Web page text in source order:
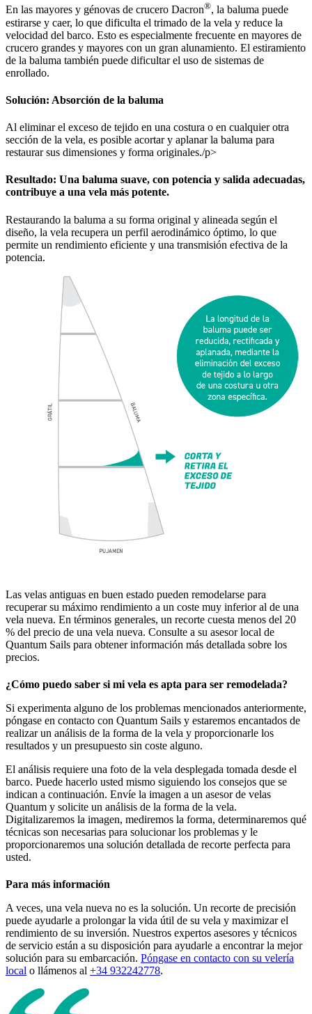
En las mayores y génovas de crucero Dacron®, la baluma puede
estirarse y caer, lo que dificulta el trimado de la vela y reduce la
velocidad del barco. Esto es especialmente frecuente en mayores de
crucero grandes y mayores con un gran alunamiento. El estiramiento
de la baluma también puede dificultar el uso de sistemas de
enrollado.
Solución: Absorción de la baluma
Al eliminar el exceso de tejido en una costura o en cualquier otra
sección de la vela, es posible acortar y aplanar la baluma para
restaurar sus dimensiones y forma originales./p>
Resultado: Una baluma suave, con potencia y salida adecuadas,
contribuye a una vela más potente.
Restaurando la baluma a su forma original y alineada según el
diseño, la vela recupera un perfil aerodinámico óptimo, lo que
permite un rendimiento eficiente y una transmisión efectiva de la
potencia.
Las velas antiguas en buen estado pueden remodelarse para
recuperar su máximo rendimiento a un coste muy inferior al de una
vela nueva. En términos generales, un recorte cuesta menos del 20
% del precio de una vela nueva. Consulte a su asesor local de
Quantum Sails para obtener información más detallada sobre los
precios.
¿Cómo puedo saber si mi vela es apta para ser remodelada?
Si experimenta alguno de los problemas mencionados anteriormente,
póngase en contacto con Quantum Sails y estaremos encantados de
realizar un análisis de la forma de la vela y proporcionarle los
resultados y un presupuesto sin coste alguno.
El análisis requiere una foto de la vela desplegada tomada desde el
barco. Puede hacerlo usted mismo siguiendo los consejos que se
indican a continuación. Envíe la imagen a un asesor de velas
Quantum y solicite un análisis de la forma de la vela.
Digitalizaremos la imagen, mediremos la forma, determinaremos qué
técnicas son necesarias para solucionar los problemas y le
proporcionaremos una solución detallada de recorte perfecta para
usted.
Para más información
A veces, una vela nueva no es la solución. Un recorte de precisión
puede ayudarle a prolongar la vida útil de su vela y maximizar el
rendimiento de su inversión. Nuestros expertos asesores y técnicos
de servicio están a su disposición para ayudarle a encontrar la mejor
solución para su embarcación. Póngase en contacto con su velería
local o llámenos al +34 932242778.